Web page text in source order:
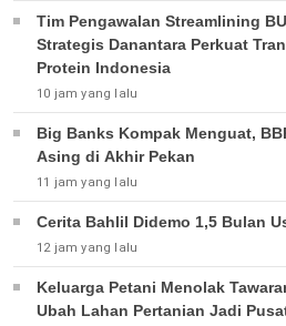
Tim Pengawalan Streamlining
Strategis Danantara Perkuat
Protein Indonesia
10 jam yang lalu
Big Banks Kompak Menguat,
Asing di Akhir Pekan
11 jam yang lalu
Cerita Bahlil Didemo 1,5 Bulan
12 jam yang lalu
Keluarga Petani Menolak
Ubah Lahan Pertanian Jadi